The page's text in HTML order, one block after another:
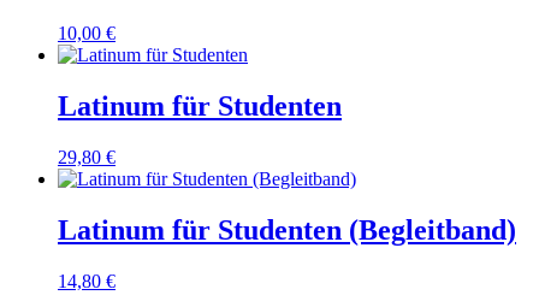
10,00 €
Latinum für Studenten
29,80 €
Latinum für Studenten (Begleitband)
14,80 €